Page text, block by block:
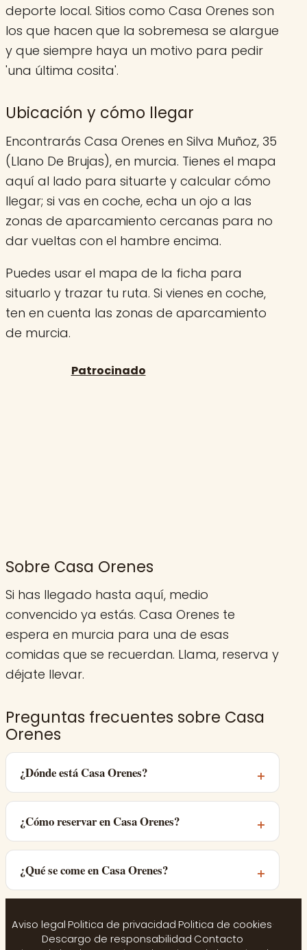
deporte local. Sitios como Casa Orenes son
los que hacen que la sobremesa se alargue
y que siempre haya un motivo para pedir
'una última cosita'.
Ubicación y cómo llegar
Encontrarás Casa Orenes en Silva Muñoz, 35
(Llano De Brujas), en murcia. Tienes el mapa
aquí al lado para situarte y calcular cómo
llegar; si vas en coche, echa un ojo a las
zonas de aparcamiento cercanas para no
dar vueltas con el hambre encima.
Puedes usar el mapa de la ficha para
situarlo y trazar tu ruta. Si vienes en coche,
ten en cuenta las zonas de aparcamiento
de murcia.
Sobre Casa Orenes
Si has llegado hasta aquí, medio
convencido ya estás. Casa Orenes te
espera en murcia para una de esas
comidas que se recuerdan. Llama, reserva y
déjate llevar.
Preguntas frecuentes sobre Casa
Orenes
¿Dónde está Casa Orenes?
¿Cómo reservar en Casa Orenes?
¿Qué se come en Casa Orenes?
Aviso legal·Politica de privacidad·Politica de cookies·
Descargo de responsabilidad·Contacto